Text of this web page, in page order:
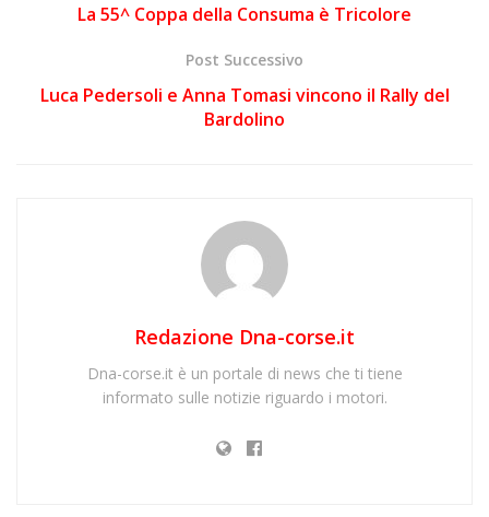
La 55^ Coppa della Consuma è Tricolore
Post Successivo
Luca Pedersoli e Anna Tomasi vincono il Rally del
Bardolino
Redazione Dna-corse.it
Dna-corse.it è un portale di news che ti tiene
informato sulle notizie riguardo i motori.